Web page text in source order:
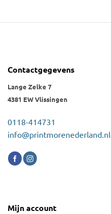
Contactgegevens
Lange Zelke 7
4381 EW Vlissingen
0118-414731
info@printmorenederland.nl
Mijn account